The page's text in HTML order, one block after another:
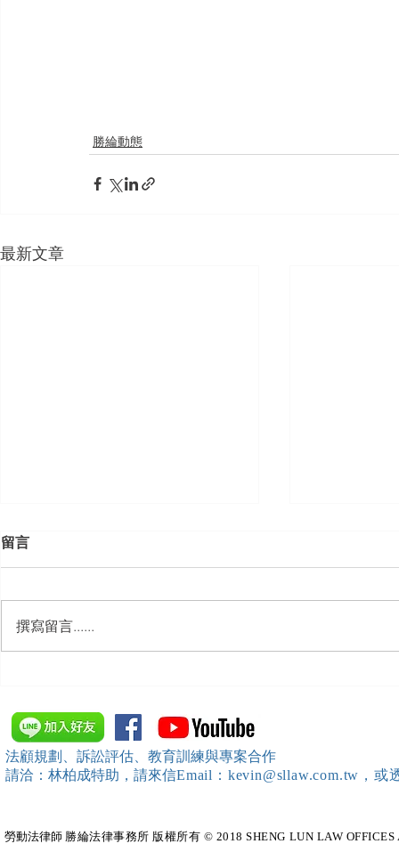
勝綸動態
最新文章
中、南等地辦理（職場霸凌防
治教育訓練）課程 邀請本所律
師團隊擔任講師，課程圓滿完
成~*
留言
撰寫留言......
法顧規劃、訴訟評估、教育訓練與專案合作
請洽：林柏成特助 ，請來信Email：kevin@sllaw.com.tw，
勞動法律師​ 勝綸法律事務所 版權所有 © 2018 SHENG LUN LAW